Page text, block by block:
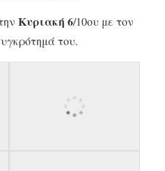
Κυριακή 6/10ου με τον
του.